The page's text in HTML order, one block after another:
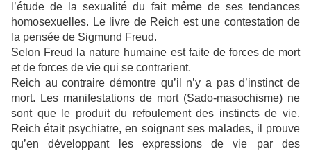
l’étude de la sexualité du fait même de ses tendances
homosexuelles. Le livre de Reich est une contestation de
la pensée de Sigmund Freud.
Selon Freud la nature humaine est faite de forces de mort
et de forces de vie qui se contrarient.
Reich au contraire démontre qu’il n’y a pas d’instinct de
mort. Les manifestations de mort (Sado-masochisme) ne
sont que le produit du refoulement des instincts de vie.
Reich était psychiatre, en soignant ses malades, il prouve
qu’en développant les expressions de vie par des